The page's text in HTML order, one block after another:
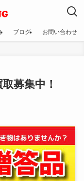
ブログ お問い合わせ
募集中！